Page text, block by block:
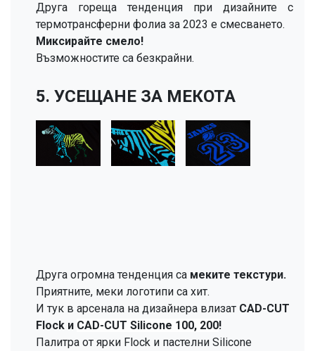
Друга гореща тенденция при дизайните с
термотрансферни фолиа за 2023 е смесването.
Миксирайте смело!
Възможностите са безкрайни.
5. УСЕЩАНЕ ЗА МЕКОТА
Друга огромна тенденция са меките текстури.
Приятните, меки логотипи са хит.
И тук в арсенала на дизайнера влизат CAD-CUT
Flock и CAD-CUT Silicone 100, 200!
Палитра от ярки Flock и пастелни Silicone